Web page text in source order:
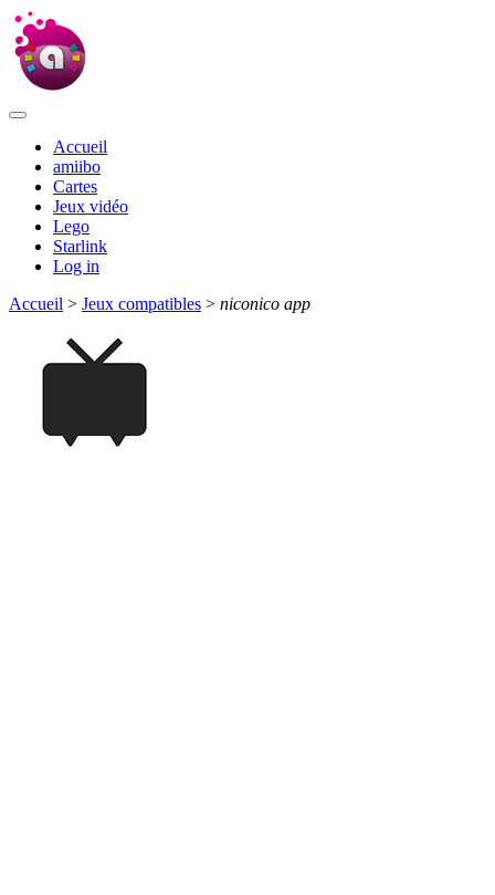
Accueil
amiibo
Cartes
Jeux vidéo
Lego
Starlink
Log in
Accueil > Jeux compatibles > niconico app